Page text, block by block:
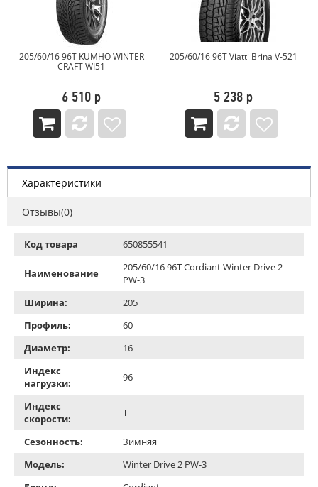
WINTER
205/60/16 96T Viatti Brina V-521
205/60/16 96T
Характеристики
Отзывы(0)
Код товара 650855541
Наименование
205/60/16 96T Cordiant Winter Drive 2
PW-3
Ширина:
205
Профиль:
60
Диаметр:
16
Индекс
нагрузки:
96
Индекс
скорости:
T
Сезонность:
Зимняя
Модель:
Winter Drive 2 PW-3